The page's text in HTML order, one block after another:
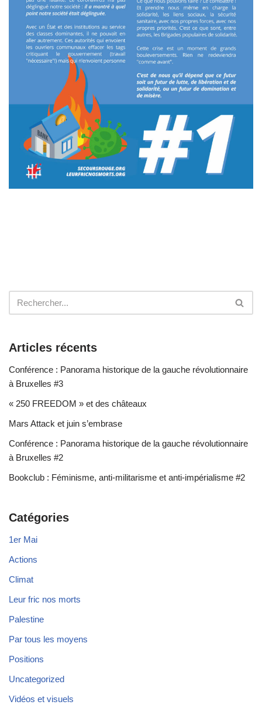
Articles récents
Conférence : Panorama historique de la gauche révolutionnaire
à Bruxelles #3
« 250 FREEDOM » et des châteaux
Mars Attack et juin s’embrase
Conférence : Panorama historique de la gauche révolutionnaire
à Bruxelles #2
Bookclub : Féminisme, anti-militarisme et anti-impérialisme #2
Catégories
1er Mai
Actions
Climat
Leur fric nos morts
Palestine
Par tous les moyens
Positions
Uncategorized
Vidéos et visuels